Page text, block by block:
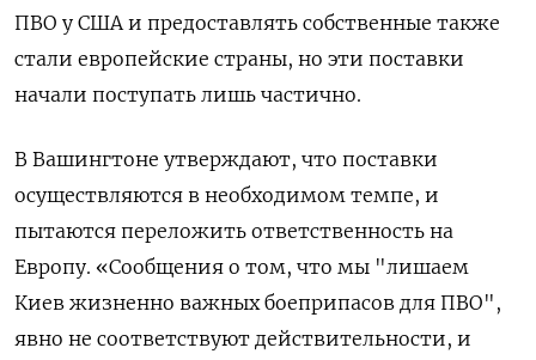
ПВО у США и предоставлять собственные также
стали европейские страны, но эти поставки
начали поступать лишь частично.
В Вашингтоне утверждают, что поставки
осуществляются в необходимом темпе, и
пытаются переложить ответственность на
Европу. «Сообщения о том, что мы "лишаем
Киев жизненно важных боеприпасов для ПВО",
явно не соответствуют действительности, и